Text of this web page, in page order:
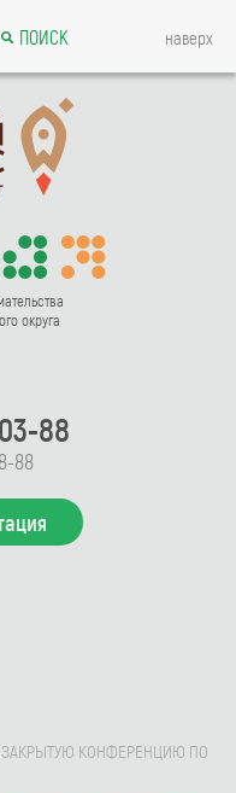
округа
88
88
КОНФЕРЕНЦИЮ ПО
ПОИСК наверх